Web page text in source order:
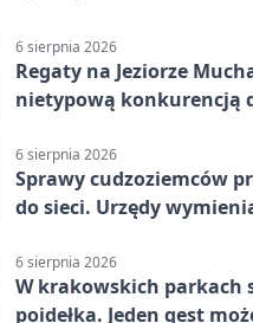
6 sierpnia 2026
Regaty na Jeziorze
nietypową konkurencją
6 sierpnia 2026
Sprawy cudzoziemców
do sieci. Urzędy
6 sierpnia 2026
W krakowskich parkach
poidełka. Jeden gest